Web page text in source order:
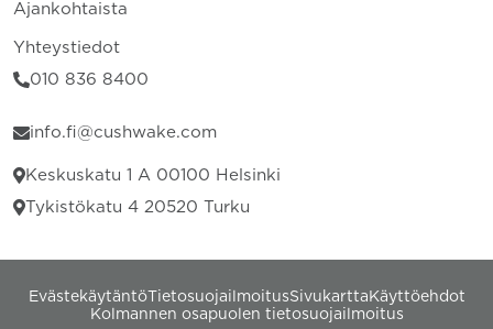
Ajankohtaista
Yhteystiedot
010 836 8400
info.fi@cushwake.com
Keskuskatu 1 A 00100 Helsinki
Tykistökatu 4 20520 Turku
EvästekäytäntöTietosuojailmoitusSivukartta Käyttöehdot
Kolmannen osapuolen tietosuojailmoitus